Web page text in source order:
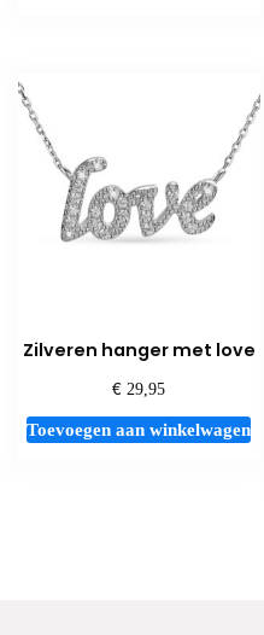
variaties.
Deze
optie
kan
gekozen
worden
Zilveren hanger met love
€ 29,95
Toevoegen aan winkelwagen